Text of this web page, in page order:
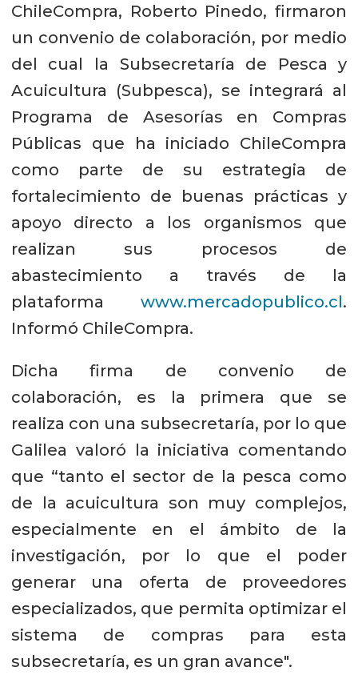
ChileCompra, Roberto Pinedo, firmaron
un convenio de colaboración, por medio
del cual la Subsecretaría de Pesca y
Acuicultura (Subpesca), se integrará al
Programa de Asesorías en Compras
Públicas que ha iniciado ChileCompra
como parte de su estrategia de
fortalecimiento de buenas prácticas y
apoyo directo a los organismos que
realizan sus procesos de
abastecimiento a través de la
plataformawww.mercadopublico.cl .
Informó ChileCompra.
Dicha firma de convenio de
colaboración, es la primera que se
realiza con una subsecretaría, por lo que
Galilea valoró la iniciativa comentando
que “tanto el sector de la pesca como
de la acuicultura son muy complejos,
especialmente en el ámbito de la
investigación, por lo que el poder
generar una oferta de proveedores
especializados, que permita optimizar el
sistema de compras para esta
subsecretaría, es un gran avance".